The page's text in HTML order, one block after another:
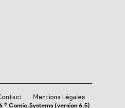
Mentions Légales
© Comic.Systems (version 6.5)